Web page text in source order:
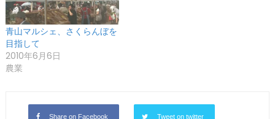
青山マルシェ、さくらんぼを
目指して
2010年6月6日
農業
Share on Facebook Tweet on twitter